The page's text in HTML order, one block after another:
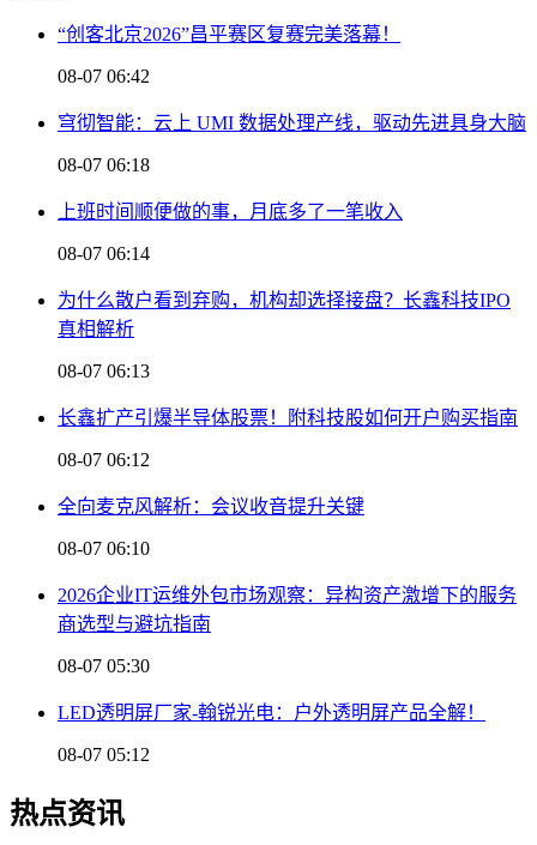
“创客北京2026”昌平赛区复赛完美落幕！
08-07 06:42
穹彻智能：云上 UMI 数据处理产线，驱动先进具身大脑
08-07 06:18
上班时间顺便做的事，月底多了一笔收入
08-07 06:14
为什么散户看到弃购，机构却选择接盘？长鑫科技IPO
真相解析
08-07 06:13
长鑫扩产引爆半导体股票！附科技股如何开户购买指南
08-07 06:12
全向麦克风解析：会议收音提升关键
08-07 06:10
2026企业IT运维外包市场观察：异构资产激增下的服务
商选型与避坑指南
08-07 05:30
LED透明屏厂家-翰锐光电：户外透明屏产品全解！
08-07 05:12
热点资讯